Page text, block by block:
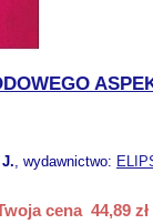
, wydawnictwo:
cena 44,89 zł